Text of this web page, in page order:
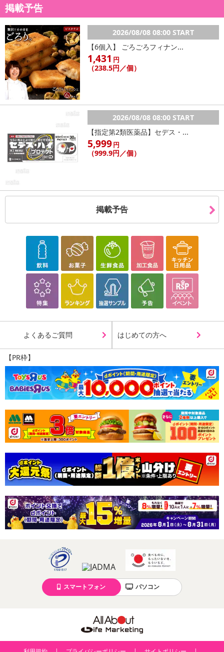
掲載予告
2026/08/08 08:00 START
【6個入】 ごろごろフィナン...
1,431 円
（238.5円／個）
2026/08/08 08:00 START
【指定第2類医薬品】セデス・...
5,999円
（999.9円／個）
掲載予告
よくあるご質問 はじめての方へ
【PR枠】
スマートフォン パソコン